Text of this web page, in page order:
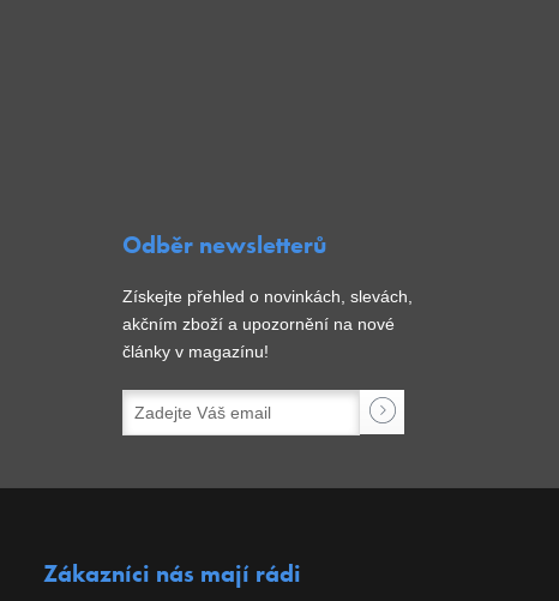
Odběr newsletterů
Získejte přehled o novinkách, slevách,
akčním zboží a upozornění na nové
články v magazínu!
Zákazníci nás mají rádi